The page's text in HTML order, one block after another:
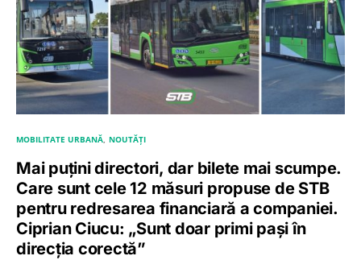
MOBILITATE URBANĂ NOUTĂȚI
Mai puțini directori, dar bilete mai scumpe.
Care sunt cele 12 măsuri propuse de STB
pentru redresarea financiară a companiei.
Ciprian Ciucu: „Sunt doar primi pași în
direcția corectă”